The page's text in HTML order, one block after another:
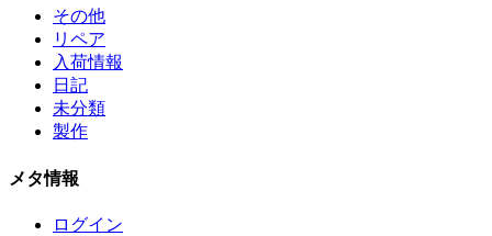
その他
リペア
入荷情報
日記
未分類
製作
メタ情報
ログイン